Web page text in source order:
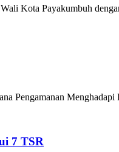
Kota Payakumbuh
Pengamanan
7 TSR